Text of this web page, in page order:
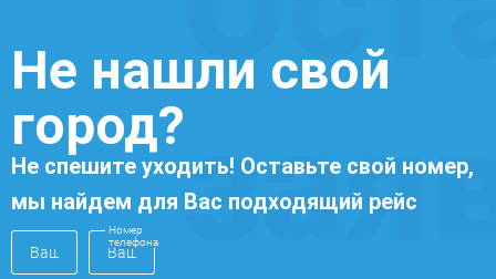
Не нашли свой
город?
Не спешите уходить! Оставьте свой номер,
мы найдем для Вас подходящий рейс
Номер
телефона